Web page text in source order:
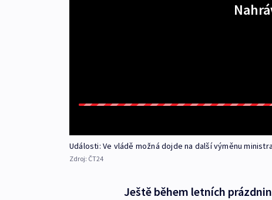
Události: Ve vládě možná dojde na další výměnu ministra
Zdroj: ČT24
Ještě během letních